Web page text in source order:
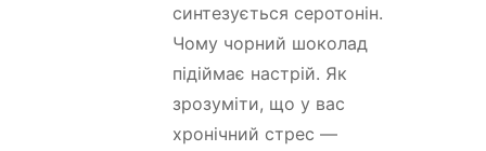
синтезується серотонін.
Чому чорний шоколад
підіймає настрій. Як
зрозуміти, що у вас
хронічний стрес —